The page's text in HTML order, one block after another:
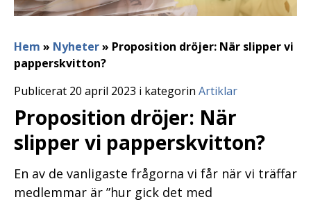
Hem » Nyheter» Proposition dröjer: När slipper vi
papperskvitton?
Publicerat 20 april 2023 i kategorin Artiklar
Proposition dröjer: När
slipper vi papperskvitton?
En av de vanligaste frågorna vi får när vi träffar
medlemmar är ”hur gick det med